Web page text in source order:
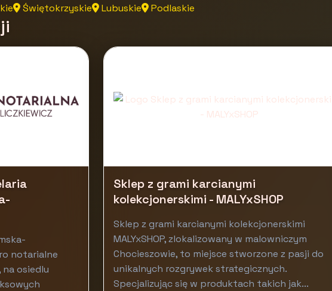
Świętokrzyskie Lubuskie Podlaskie
notarialne
na osiedlu
Sklep z grami karcianymi
kolekcjonerskimi - MALYxSHOP
Sklep z grami karcianymi kolekcjonerskimi
MALYxSHOP, zlokalizowany w malowniczym
Chocieszowie, to miejsce stworzone z pasji do
unikalnych rozgrywek strategicznych.
Specjalizując się w produktach takich jak...